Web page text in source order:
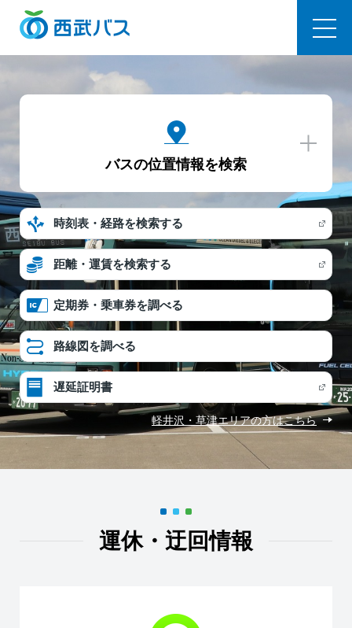
バスの位置情報を検索
時刻表・経路を検索する
距離・運賃を検索する
定期券・乗車券を調べる
路線図を調べる
遅延証明書
軽井沢・草津エリアの方はこちら
運休・迂回情報